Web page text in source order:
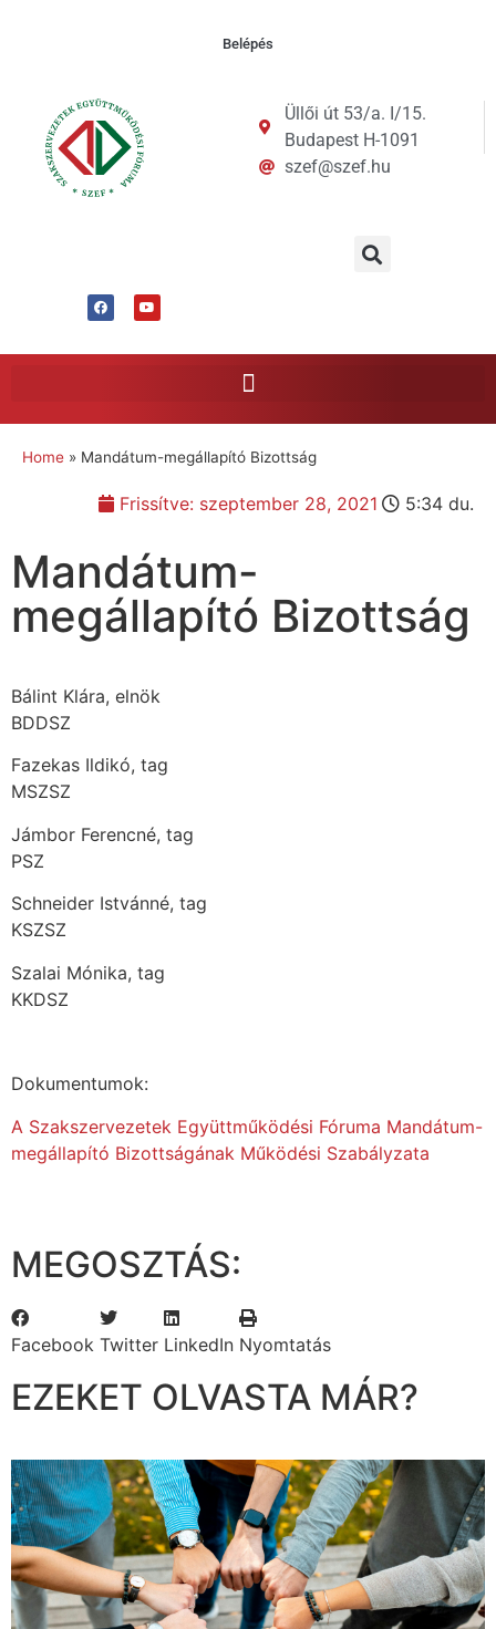
Belépés
Üllői út 53/a. I/15.
Budapest H-1091
szef@szef.hu
Home » Mandátum-megállapító Bizottság
Frissítve: szeptember 28, 2021 5:34 du.
Mandátum-
megállapító Bizottság
Bálint Klára, elnök
BDDSZ
Fazekas Ildikó, tag
MSZSZ
Jámbor Ferencné, tag
PSZ
Schneider Istvánné, tag
KSZSZ
Szalai Mónika, tag
KKDSZ
Dokumentumok:
A Szakszervezetek Együttműködési Fóruma Mandátum-
megállapító Bizottságának Működési Szabályzata
MEGOSZTÁS:
Facebook Twitter LinkedIn Nyomtatás
EZEKET OLVASTA MÁR?